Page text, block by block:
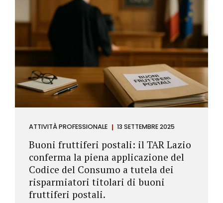
ATTIVITÀ PROFESSIONALE 13 SETTEMBRE 2025
Buoni fruttiferi postali: il TAR Lazio
conferma la piena applicazione del
Codice del Consumo a tutela dei
risparmiatori titolari di buoni
fruttiferi postali.